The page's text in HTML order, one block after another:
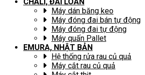
Máy dán băng keo
Máy đóng đai bán tự động
Máy đóng đai tự động
Máy quấn Pallet
EMURA, NHẬT BẢN
Hệ thống rửa rau củ quả
Máy cắt rau củ quả